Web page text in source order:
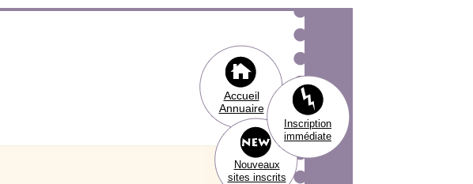
Accueil
Annuaire
Inscription
immédiate
Nouveaux
sites inscrits